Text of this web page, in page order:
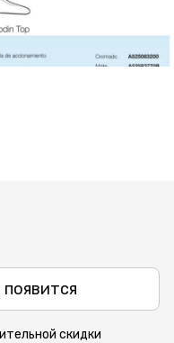
скидки